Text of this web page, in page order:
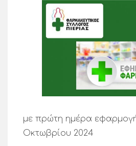
με πρώτη ημέρα
Οκτωβρίου 2024